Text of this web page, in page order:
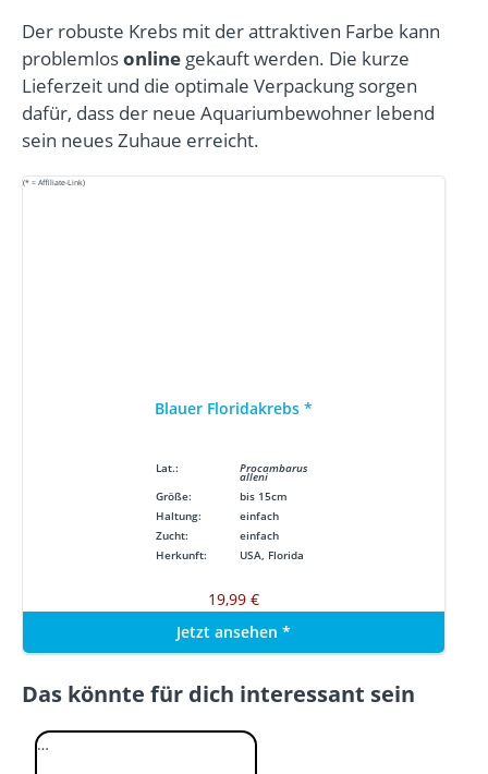
Der robuste Krebs mit der attraktiven Farbe kann
problemlosonline gekauft werden. Die kurze
Lieferzeit und die optimale Verpackung sorgen
dafür, dass der neue Aquariumbewohner lebend
sein neues Zuhaue erreicht.
(* = Affiliate-Link)
Blauer Floridakrebs *
Lat.: Procambarus
alleni
Größe:
bis 15cm
Haltung:
einfach
Zucht:
einfach
Herkunft:
USA, Florida
19,99 €
Jetzt ansehen *
Das könnte für dich interessant sein
…